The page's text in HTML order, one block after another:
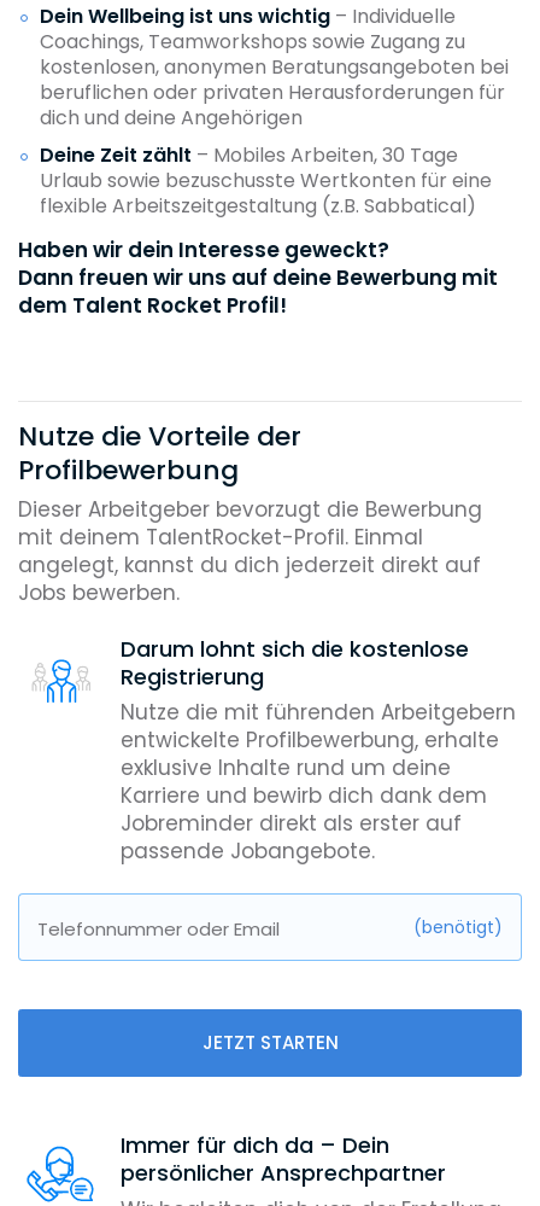
Dein Wellbeing ist uns wichtig – Individuelle
Coachings, Teamworkshops sowie Zugang zu
kostenlosen, anonymen Beratungsangeboten bei
beruflichen oder privaten Herausforderungen für
dich und deine Angehörigen
Deine Zeit zählt – Mobiles Arbeiten, 30 Tage
Urlaub sowie bezuschusste Wertkonten für eine
flexible Arbeitszeitgestaltung (z.B. Sabbatical)
Haben wir dein Interesse geweckt?
Dann freuen wir uns auf deine Bewerbung mit
dem Talent Rocket Profil!
Nutze die Vorteile der
Profilbewerbung
Dieser Arbeitgeber bevorzugt die Bewerbung
mit deinem TalentRocket-Profil. Einmal
angelegt, kannst du dich jederzeit direkt auf
Jobs bewerben.
Darum lohnt sich die kostenlose
Registrierung
Nutze die mit führenden Arbeitgebern
entwickelte Profilbewerbung, erhalte
exklusive Inhalte rund um deine
Karriere und bewirb dich dank dem
Jobreminder direkt als erster auf
passende Jobangebote.
Telefonnummer oder Email (benötigt)
JETZT STARTEN
Immer für dich da – Dein
persönlicher Ansprechpartner